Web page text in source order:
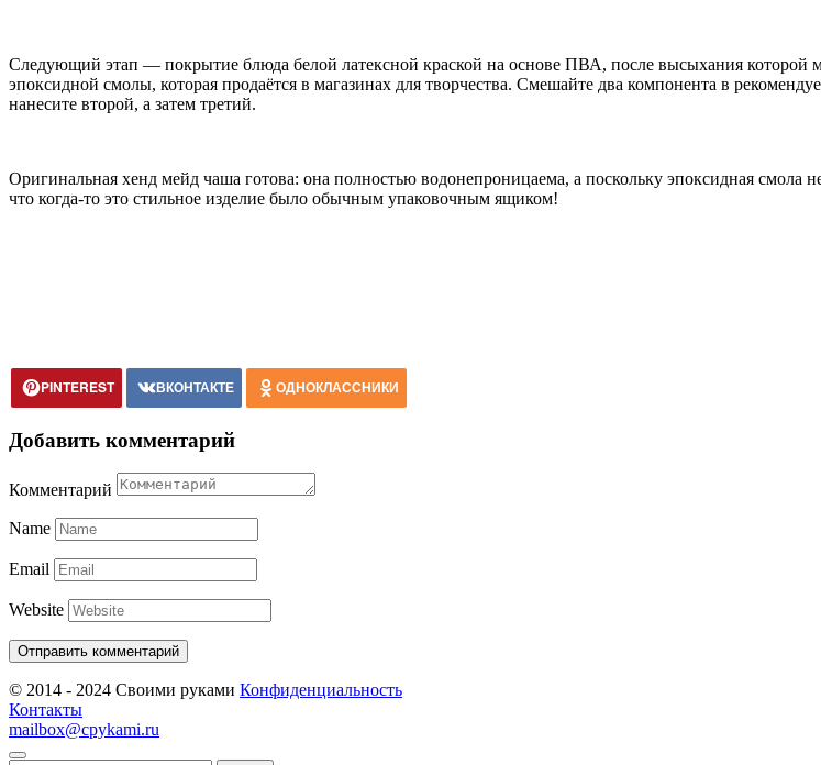
Следующий этап — покрытие блюда белой латексной краской на основе ПВА, после высыхания которой
эпоксидной смолы, которая продаётся в магазинах для творчества. Смешайте два компонента в
нанесите второй, а затем третий.
Оригинальная хенд мейд чаша готова: она полностью водонепроницаема, а поскольку эпоксидная
что когда-то это стильное изделие было обычным упаковочным ящиком!
PINTEREST ВКОНТАКТЕ ОДНОКЛАССНИКИ
Добавить комментарий
Комментарий
Name
Email
Website
© 2014 - 2024 Своими руками Конфиденциальность
Контакты
mailbox@cpykami.ru